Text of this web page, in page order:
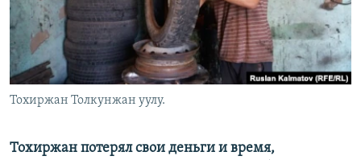
Тохиржан Толкунжан уулу.
Тохиржан потерял свои деньги и время,